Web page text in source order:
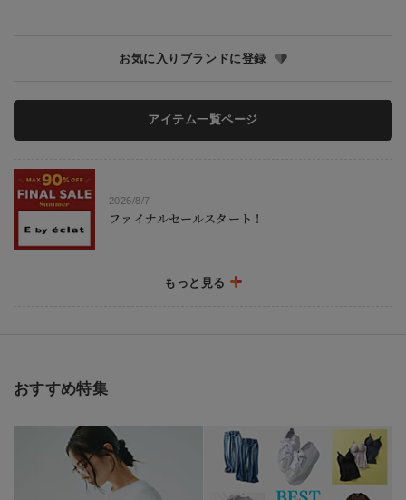
お気に入りブランドに登録
アイテム一覧ページ
2026/8/7
ファイナルセールスタート！
ップス6選
2026/7/28 UP！
もっと見る
おすすめ特集